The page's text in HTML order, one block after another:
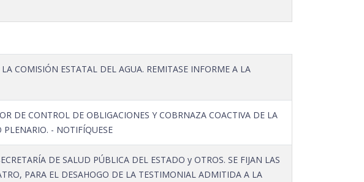
COMISIÓN ESTATAL DEL AGUA. REMITASE INFORME A LA
DE CONTROL DE OBLIGACIONES Y COBRNAZA COACTIVA DE LA
PLENARIO. - NOTIFÍQUESE
DE SALUD PÚBLICA DEL ESTADO y OTROS. SE FIJAN LAS
PARA EL DESAHOGO DE LA TESTIMONIAL ADMITIDA A LA